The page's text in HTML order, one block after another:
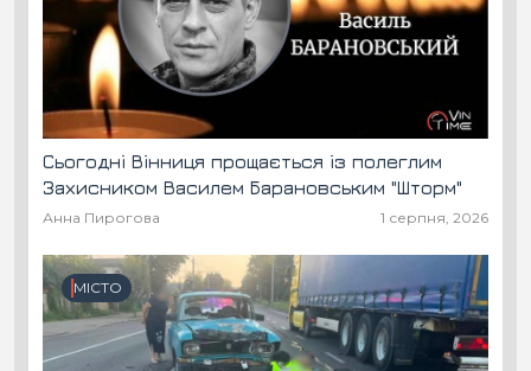
Сьогодні Вінниця прощається із полеглим
Захисником Василем Барановським "Шторм"
Анна Пирогова 1 серпня, 2026
МІСТО